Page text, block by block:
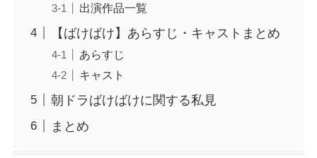
出演作品一覧
【ばけばけ】あらすじ・キャストまとめ
あらすじ
キャスト
朝ドラばけばけに関する私見
まとめ